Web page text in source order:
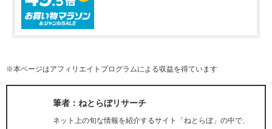
※本ページはアフィリエイトプログラムによる収益を得ています
筆者：ねとらぼリサーチ
ネット上の旬な情報を紹介するサイト「ねとらぼ」の中で、